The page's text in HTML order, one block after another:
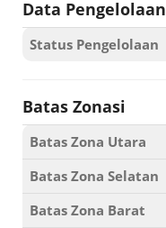
Data Pengelolaan
Status Pengelolaan
Batas Zonasi
Batas Zona Utara
Batas Zona Selatan
Batas Zona Barat